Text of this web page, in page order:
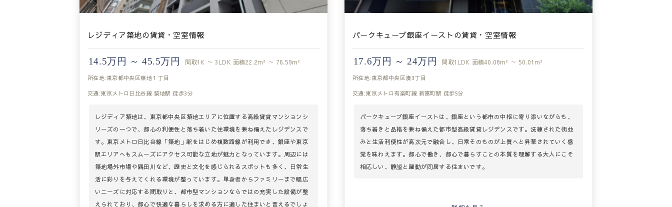
レジディア築地の賃貸・空室情報
14.5万円 ～ 45.5万円 間取1K ～ 3LDK 面積22.2m² ～ 76.59m²
所在地:東京都中央区築地１丁目
交通:東京メトロ日比谷線 築地駅 徒歩3分
レジディア築地は、東京都中央区築地エリアに位置する高級賃貸マンションシ
リーズの一つで、都心の利便性と落ち着いた住環境を兼ね備えたレジデンスで
す。東京メトロ日比谷線「築地」駅をはじめ複数路線が利用でき、銀座や東京
駅エリアへもスムーズにアクセス可能な立地が魅力となっています。周辺には
築地場外市場や隅田川など、歴史と文化を感じられるスポットも多く、日常生
活に彩りを与えてくれる環境が整っています。単身者からファミリーまで幅広
いニーズに対応する間取りと、都市型マンションならではの充実した設備が整
えられており、都心で快適な暮らしを求める方に適した住まいと言えるでしょ
パークキューブ銀座イーストの賃貸・空室情報
17.6万円 ～ 24万円 間取1LDK 面積40.08m² ～ 50.01m²
所在地:東京都中央区湊3丁目
交通:東京メトロ有楽町線 新富町駅 徒歩5分
パークキューブ銀座イーストは、銀座という都市の中枢に寄り添いながらも、
落ち着きと品格を兼ね備えた都市型高級賃貸レジデンスです。洗練された街並
みと生活利便性が高次元で融合し、日常そのものが上質へと昇華されていく感
覚を味わえます。都心で働き、都心で暮らすことの本質を理解する大人にこそ
相応しい、静謐と躍動が同居する住まいです。